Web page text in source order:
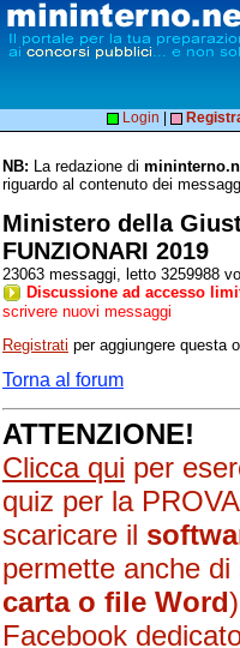
Login
NB: La redazione di
riguardo al contenuto dei
Ministero della
FUNZIONARI 2019
23063 messaggi, letto 3259988
Discussione ad accesso
scrivere nuovi messaggi
Registrati per aggiungere questa
Torna al forum
ATTENZIONE!
Clicca qui per
quiz per la
scaricare il
permette anche di
carta o file Word
Facebook